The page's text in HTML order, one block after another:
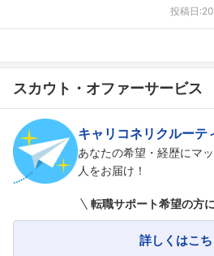
フォローし
投稿日:
スカウト・オファーサービス
キャリコネリクルーテ
あなたの希望・経歴にマ
人をお届け！
転職サポート希望の方
詳しくはこ